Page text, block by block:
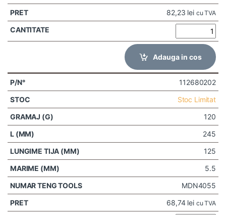
82,23 lei cu TVA
Adauga in cos
112680202
Stoc Limitat
120
245
125
5.5
MDN4055
68,74 lei cu TVA